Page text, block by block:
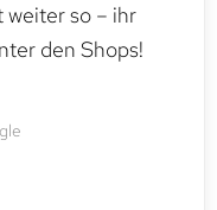
so – ihr
den Shops!